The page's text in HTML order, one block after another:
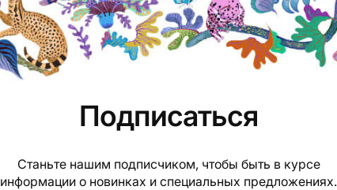
Подписаться
Станьте нашим подписчиком, чтобы быть в курсе
информации о новинках и специальных предложениях.